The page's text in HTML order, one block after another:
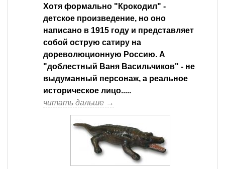
Хотя формально "Крокодил" -
детское произведение, но оно
написано в 1915 году и представляет
собой острую сатиру на
дореволюционную Россию. А
"доблестный Ваня Васильчиков" - не
выдуманный персонаж, а реальное
историческое лицо.....
читать дальше →